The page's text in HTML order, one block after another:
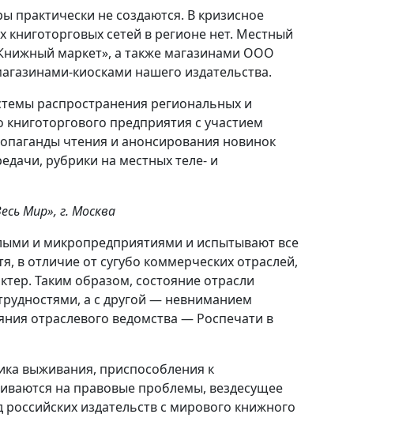
практически не создаются. В кризисное
сетей в регионе нет. Местный
маркет», а также магазинами ООО
киосками нашего издательства.
распространения региональных и
предприятия с участием
чтения и анонсирования новинок
рубрики на местных теле- и
Мир», г. Москва
и микропредприятиями и испытывают все
в отличие от сугубо коммерческих отраслей,
Таким образом, состояние отрасли
а с другой — невниманием
отраслевого ведомства — Роспечати в
выживания, приспособления к
на правовые проблемы, вездесущее
издательств с мирового книжного